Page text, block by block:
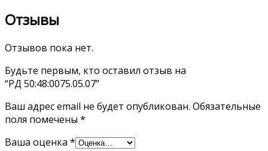
Отзывы
Отзывов пока нет.
Будьте первым, кто оставил отзыв на
“РД 50:48:0075.05.07”
Ваш адрес email не будет опубликован. Обязательные
поля помечены *
Ваша оценка *